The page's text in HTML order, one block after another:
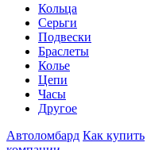
Кольца
Серьги
Подвески
Браслеты
Колье
Цепи
Часы
Другое
Автоломбард Как купить